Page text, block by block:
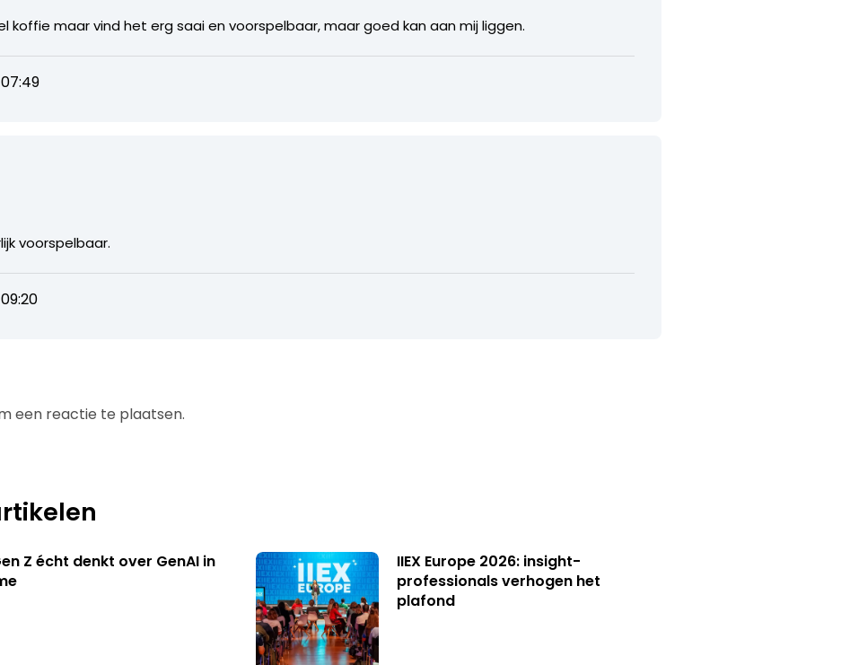
koffie maar vind het erg saai en voorspelbaar, maar goed kan aan mij liggen.
voorspelbaar.
een reactie te plaatsen.
Z écht denkt over GenAI in
IIEX Europe 2026: insight-
professionals verhogen het
plafond